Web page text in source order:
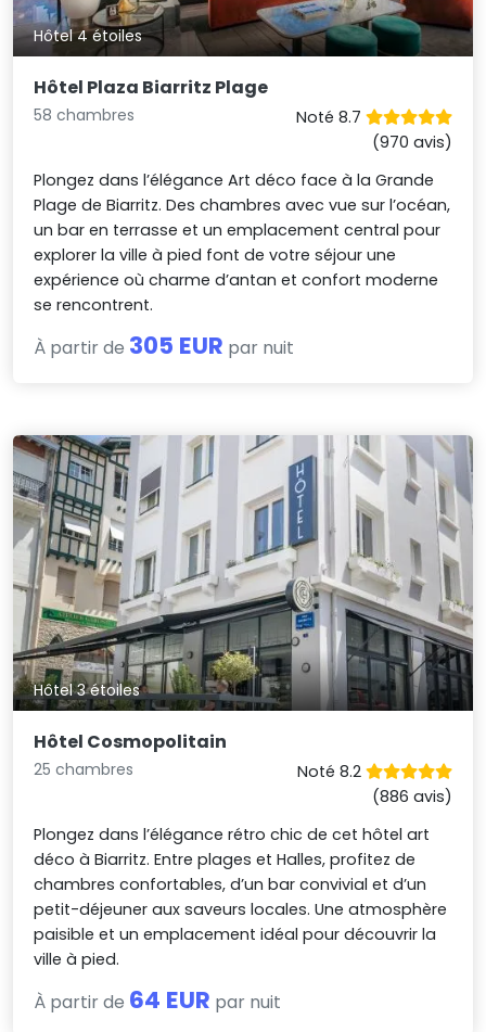
Hôtel 4 étoiles
Hôtel Plaza Biarritz Plage
58 chambres
Noté 8.7
(970 avis)
Plongez dans l’élégance Art déco face à la Grande
Plage de Biarritz. Des chambres avec vue sur l’océan,
un bar en terrasse et un emplacement central pour
explorer la ville à pied font de votre séjour une
expérience où charme d’antan et confort moderne
se rencontrent.
À partir de 305 EUR par nuit
Hôtel 3 étoiles
Hôtel Cosmopolitain
25 chambres
Noté 8.2
(886 avis)
Plongez dans l’élégance rétro chic de cet hôtel art
déco à Biarritz. Entre plages et Halles, profitez de
chambres confortables, d’un bar convivial et d’un
petit-déjeuner aux saveurs locales. Une atmosphère
paisible et un emplacement idéal pour découvrir la
ville à pied.
À partir de 64 EUR par nuit